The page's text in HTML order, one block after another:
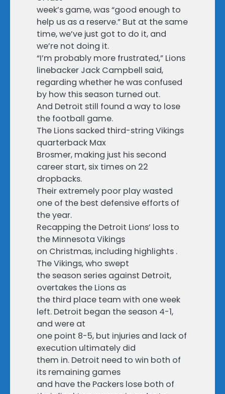
week’s game, was “good enough to
help us as a reserve.” But at the same
time, we’ve just got to do it, and
we’re not doing it.
“I’m probably more frustrated,” Lions
linebacker Jack Campbell said,
regarding whether he was confused
by how this season turned out.
And Detroit still found a way to lose
the football game.
The Lions sacked third-string Vikings
quarterback Max
Brosmer, making just his second
career start, six times on 22
dropbacks.
Their extremely poor play wasted
one of the best defensive efforts of
the year.
Recapping the Detroit Lions’ loss to
the Minnesota Vikings
on Christmas, including highlights .
The Vikings, who swept
the season series against Detroit,
overtakes the Lions as
the third place team with one week
left. Detroit began the season 4-1,
and were at
one point 8-5, but injuries and lack of
execution ultimately did
them in. Detroit need to win both of
its remaining games
and have the Packers lose both of